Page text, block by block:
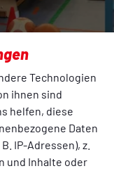
Technologien
ihnen sind
helfen, diese
Daten
IP-Adressen), z.
und Inhalte oder